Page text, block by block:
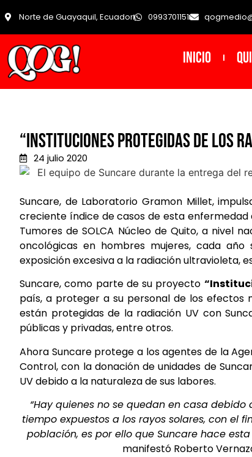
Norte de Guayaquil, Ecuador 0993701151
INICIO
“Instituciones Protegidas de los
24 julio 2020
Suncare, de Laboratorio Gramon Millet,
creciente índice de casos de esta enfermedad
Tumores de SOLCA Núcleo de Quito, a nivel
oncológicas en hombres mujeres, cada
exposición excesiva a la radiación ultravioleta,
Suncare, como parte de su proyecto
país, a proteger a su personal de los efectos
están protegidas de la radiación UV con
públicas y privadas, entre otros.
Ahora Suncare protege a los agentes de la
Control, con la donación de unidades de
UV debido a la naturaleza de sus labores.
“Hay quienes no se quedan en casa
tiempo expuestos a los rayos solares, con el
población, es por ello que Suncare hace
manifestó Roberto